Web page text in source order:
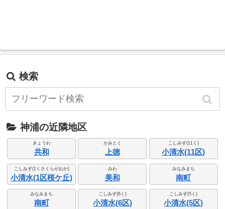
検索
神浦の近隣地区
きょうわ
共和
かみとく
上徳
こしみず(11く)
小清水(11区)
こしみず(1くさくらがおか)
小清水(1区桜ケ丘)
みわ
美和
みなみまち
南町
みなみまち
南町
こしみず(6く)
小清水(6区)
こしみず(5く)
小清水(5区)